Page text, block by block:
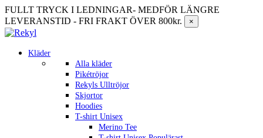
FULLT TRYCK I LEDNINGAR- MEDFÖR LÄNGRE
LEVERANSTID - FRI FRAKT ÖVER 800kr.
×
Kläder
Alla kläder
Pikétröjor
Rekyls Ulltröjor
Skjortor
Hoodies
T-shirt Unisex
Merino Tee